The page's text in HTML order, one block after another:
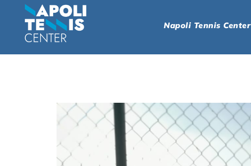
Napoli Tennis Center